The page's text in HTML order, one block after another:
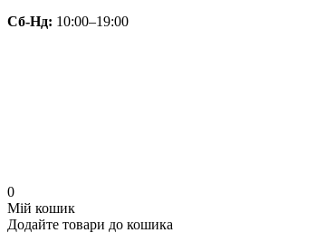
Сб-Нд: 10:00–19:00
0
Мій кошик
Додайте товари до кошика